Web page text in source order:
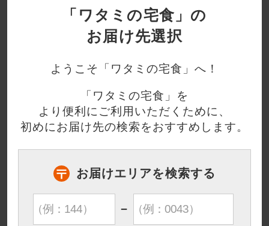
「ワタミの宅食」の
お届け先選択
ようこそ「ワタミの宅食」へ！
「ワタミの宅食」を
より便利にご利用いただくために、
初めにお届け先の検索をおすすめします。
お届けエリアを検索する
−
●「ワタミの宅食」の届ける思いを紹介するこ
のコーナー。
今回は毎年ご好評をいただいている「わたみの
おせち」が、どのように企画・製造され、そし
クトの裏側をご紹介します。
2017年9月21日
クレジット決済における画面変更について
クレジット決済画面が9月28日より変更になりま
す。
詳しくはこちら
プレスリリース 2017年9月1日
「わたみのおせち」販売開始について
お知らせ 2017年8月24日